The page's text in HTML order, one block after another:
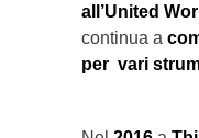
all’United
continua a
per vari